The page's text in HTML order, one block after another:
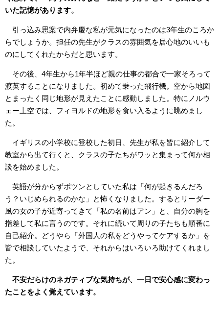
いた記憶があります。
引っ込み思案で内弁慶な私が元気になったのは3年生のころか
らでしょうか。担任の先生がクラスの雰囲気を居心地のいいも
のにしてくれたからだと思います。
その後、4年生から1年半ほど親の仕事の都合で一家そろって
渡英することになりました。初めて乗った飛行機。空から地図
とまったく同じ地形が見えたことに感動しました。特にノルウ
ェー上空では、フィヨルドの地形を食い入るように眺めまし
た。
イギリスの小学校に登校した初日、先生が私を皆に紹介して
教室から出て行くと、クラスの子たちがワッと集まって何か相
談を始めました。
英語が分からずポツンとしていた私は「何が起きるんだろ
う？いじめられるのかな」と怖くなりました。するとリーダー
風の女の子が近寄ってきて「私の名前はアン」と、自分の胸を
指差して私に言うのです。それに続いて周りの子たちも順番に
自己紹介。どうやら「外国人の私をどうやってケアするか」を
皆で相談していたようで、それからはいろいろ助けてくれまし
た。
不安だらけのネガティブな気持ちが、一日で安心感に変わっ
たことをよく覚えています。